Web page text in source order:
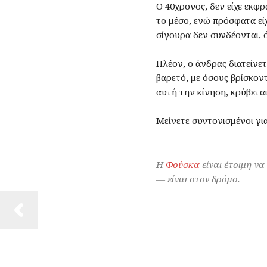
Ο 40χρονος, δεν είχε
το μέσο, ενώ πρόσφατα
σίγουρα δεν συνδέονται,
Πλέον, ο άνδρας
βαρετό, με όσους
αυτή την κίνηση,
Μείνετε συντονισμένοι
Η Φούσκα είναι έτοιμη
— είναι στον δρόμο.